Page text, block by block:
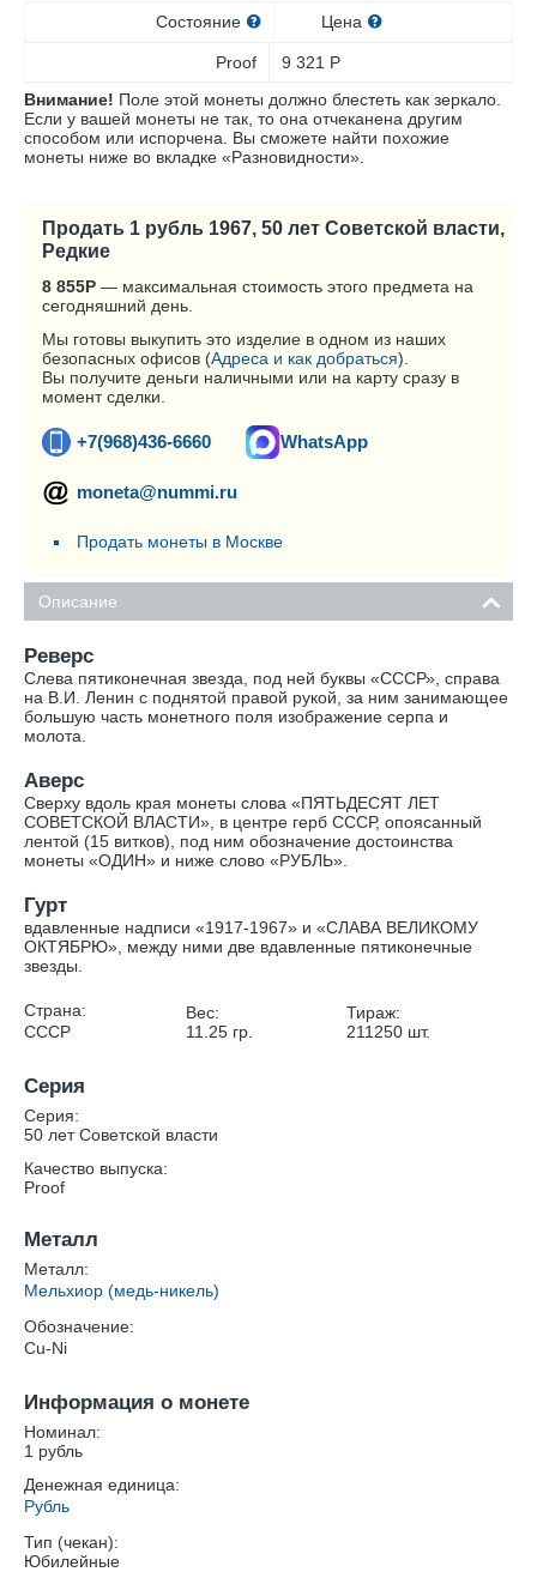
Состояние Цена
Proof 9 321 Р
Внимание! Поле этой монеты должно блестеть как зеркало.
Если у вашей монеты не так, то она отчеканена другим
способом или испорчена. Вы сможете найти похожие
монеты ниже во вкладке «Разновидности».
Продать 1 рубль 1967, 50 лет Советской власти,
Редкие
8 855Р — максимальная стоимость этого предмета на
сегодняшний день.
Мы готовы выкупить это изделие в одном из наших
безопасных офисов (Адреса и как добраться).
Вы получите деньги наличными или на карту сразу в
момент сделки.
+7(968)436-6660 WhatsApp
moneta@nummi.ru
Продать монеты в Москве
Описание
Реверс
Слева пятиконечная звезда, под ней буквы «СССР», справа
на В.И. Ленин с поднятой правой рукой, за ним занимающее
большую часть монетного поля изображение серпа и
молота.
Аверс
Сверху вдоль края монеты слова «ПЯТЬДЕСЯТ ЛЕТ
СОВЕТСКОЙ ВЛАСТИ», в центре герб СССР, опоясанный
лентой (15 витков), под ним обозначение достоинства
монеты «ОДИН» и ниже слово «РУБЛЬ».
Гурт
вдавленные надписи «1917-1967» и «СЛАВА ВЕЛИКОМУ
ОКТЯБРЮ», между ними две вдавленные пятиконечные
звезды.
Страна:
СССР
Вес:
11.25гр.
Тираж:
211250 шт.
Серия
Серия:
50 лет Советской власти
Качество выпуска:
Proof
Металл
Металл:
Мельхиор (медь-никель)
Обозначение:
Cu-Ni
Информация о монете
Номинал:
1 рубль
Денежная единица:
Рубль
Тип (чекан):
Юбилейные